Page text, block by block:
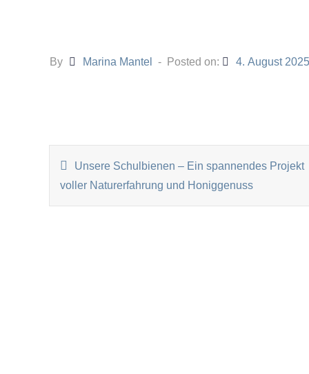
By Marina Mantel Posted on: 4. August 2025
Unsere Schulbienen – Ein spannendes Projekt
voller Naturerfahrung und Honiggenuss